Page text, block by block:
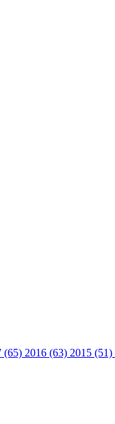
(65) 2016 (63) 2015 (51)